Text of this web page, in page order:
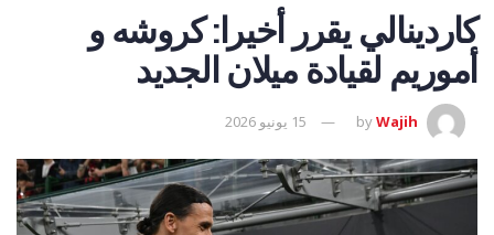
كاردينالي يقرر أخيرا: كروشه و
أموريم لقيادة ميلان الجديد
byWajih 15 يونيو 2026